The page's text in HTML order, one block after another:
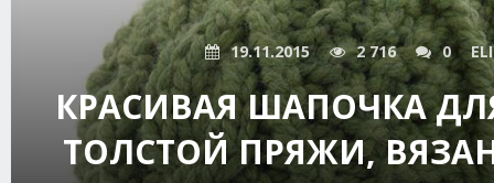
19.11.2015 2 716 0
КРАСИВАЯ ШАПОЧКА
ТОЛСТОЙ ПРЯЖИ,